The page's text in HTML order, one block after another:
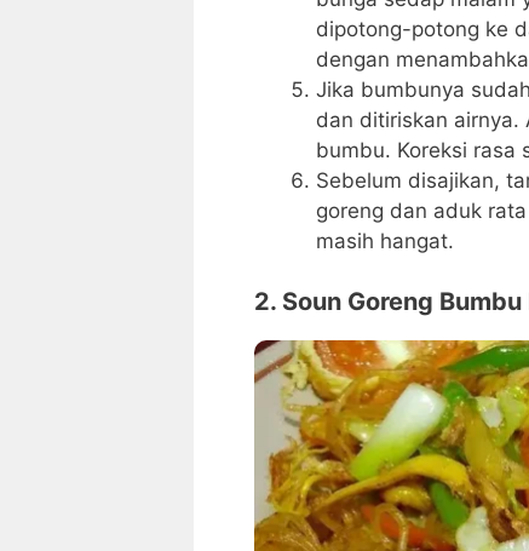
dipotong-potong ke
dengan
Jika bumbunya
dan ditiriskan airnya.
bumbu. Koreksi rasa
Sebelum disajikan,
goreng dan aduk
masih hangat.
2. Soun Goreng